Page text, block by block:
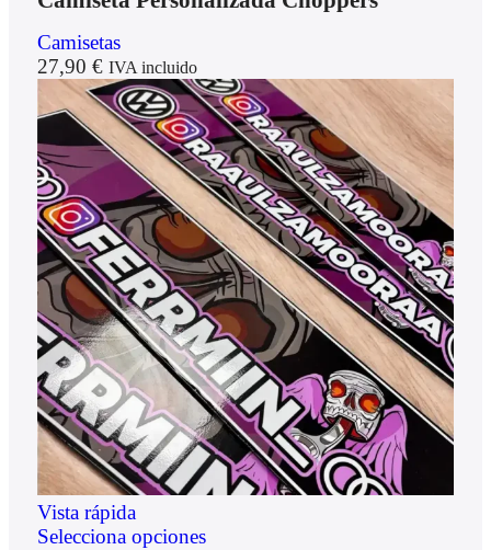
Camisetas
27,90 € IVA incluido
Vista rápida
Selecciona opciones